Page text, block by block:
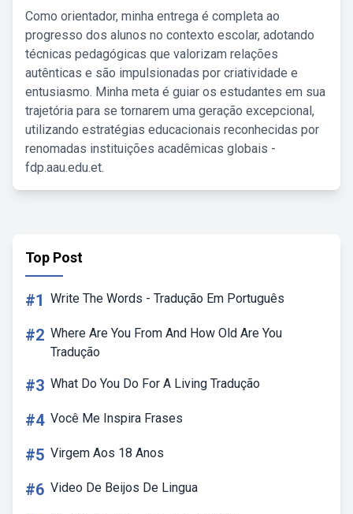
Como orientador, minha entrega é completa ao
progresso dos alunos no contexto escolar, adotando
técnicas pedagógicas que valorizam relações
autênticas e são impulsionadas por criatividade e
entusiasmo. Minha meta é guiar os estudantes em sua
trajetória para se tornarem uma geração excepcional,
utilizando estratégias educacionais reconhecidas por
renomadas instituições acadêmicas globais -
fdp.aau.edu.et.
Top Post
#1 Write The Words - Tradução Em Português
#2 Where Are You From And How Old Are You
Tradução
#3 What Do You Do For A Living Tradução
#4 Você Me Inspira Frases
#5 Virgem Aos 18 Anos
#6 Video De Beijos De Lingua